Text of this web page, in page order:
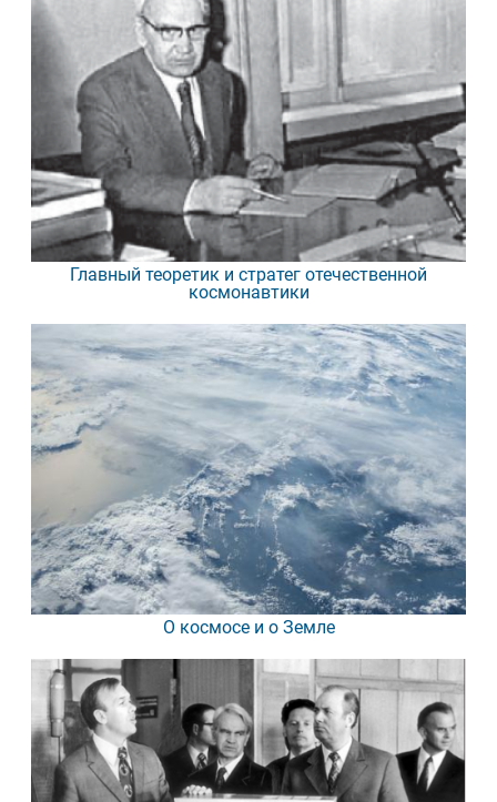
Главный теоретик и стратег отечественной
космонавтики
О космосе и о Земле